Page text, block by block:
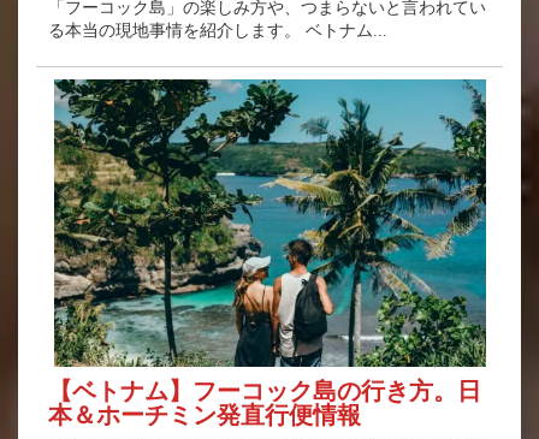
「フーコック島」の楽しみ方や、つまらないと言われてい
る本当の現地事情を紹介します。 ベトナム...
【ベトナム】フーコック島の行き方。日
本＆ホーチミン発直行便情報